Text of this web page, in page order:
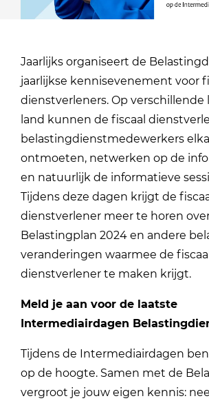
Jaarlijks organiseert de
jaarlijkse kennisevenement voor
dienstverleners. Op verschillende
land kunnen de fiscaal
belastingdienstmedewerkers
ontmoeten, netwerken op de
en natuurlijk de informatieve
Tijdens deze dagen krijgt de
dienstverlener meer te horen
Belastingplan 2024 en andere
veranderingen waarmee de fiscaal
dienstverlener te maken krijgt.
Meld je aan voor de laatste
Intermediairdagen
Tijdens de Intermediairdagen
op de hoogte. Samen met de
vergroot je jouw eigen kennis: